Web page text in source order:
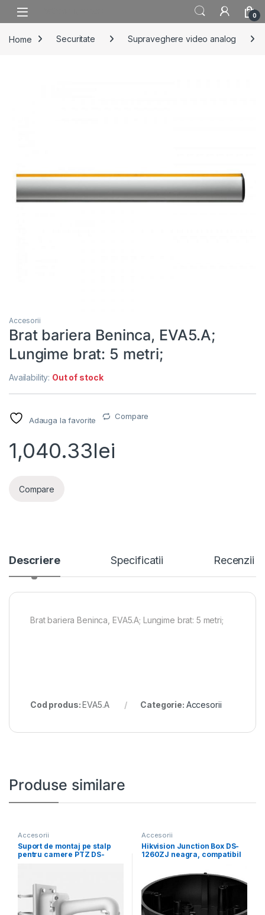
Skip to navigation
Skip to content
0
Home Securitate Supraveghere video analog
Accesorii
Brat bariera Beninca, EVA5.A;
Lungime brat: 5 metri;
Availability: Out of stock
Adauga la favorite Compare
1,040.33lei
Compare
Descriere Specificatii Recenzii
Brat bariera Beninca, EVA5.A; Lungime brat: 5 metri;
Cod produs:EVA5.A Categorie: Accesorii
Produse similare
Accesorii
Suport de montaj pe stalp
pentru camere PTZ DS-
Accesorii
Hikvision Junction Box DS-
1260ZJ neagra, compatibil